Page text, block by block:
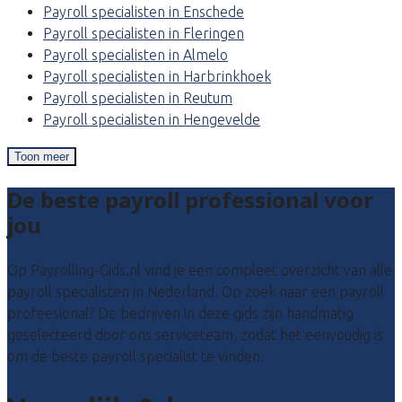
Payroll specialisten in Enschede
Payroll specialisten in Fleringen
Payroll specialisten in Almelo
Payroll specialisten in Harbrinkhoek
Payroll specialisten in Reutum
Payroll specialisten in Hengevelde
Toon meer
De beste payroll professional voor
jou
Op Payrolling-Gids.nl vind je een compleet overzicht van alle
payroll specialisten in Nederland. Op zoek naar een payroll
profeesional? De bedrijven in deze gids zijn handmatig
geselecteerd door ons serviceteam, zodat het eenvoudig is
om de beste payroll specialist te vinden.